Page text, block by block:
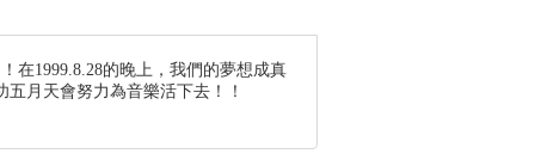
在1999.8.28的晚上，我們的夢想成真
月天會努力為音樂活下去！！